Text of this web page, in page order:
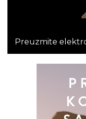
Preuzmite